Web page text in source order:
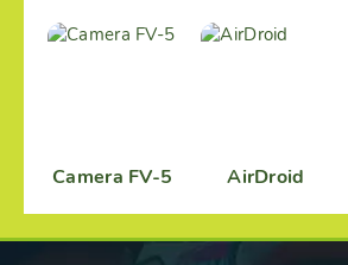
Camera FV-5 AirDroid